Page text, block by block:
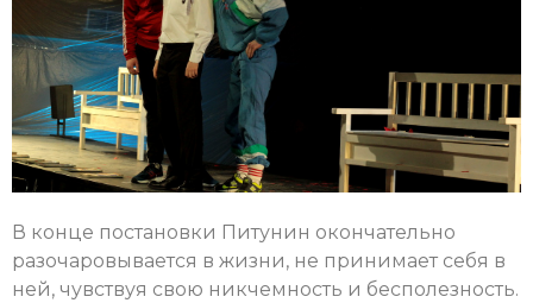
В конце постановки Питунин окончательно
разочаровывается в жизни, не принимает себя в
ней, чувствуя свою никчемность и бесполезность.